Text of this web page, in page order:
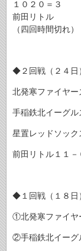
１０２０＝３
前田リトル
（四回時間切れ）
◆２回戦（２４日
北発寒ファイヤ
手稲鉄北イーグ
星置レッドソッ
前田リトル１１
◆１回戦（１８日
①北発寒ファイヤ
②手稲鉄北イーグ